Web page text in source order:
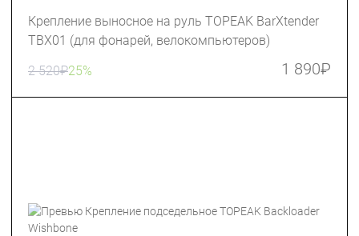
Крепление выносное на руль TOPEAK BarXtender
TBX01 (для фонарей, велокомпьютеров)
2 520₽25% 1 890₽